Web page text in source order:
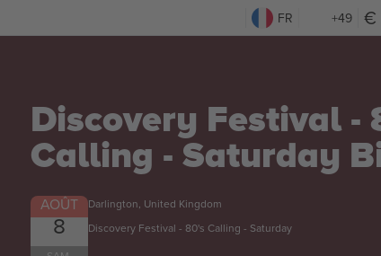
FR +49
- 80's
Billets